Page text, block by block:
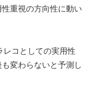
重視の方向性に動い
レコとしての実用性
変わらないと予測し